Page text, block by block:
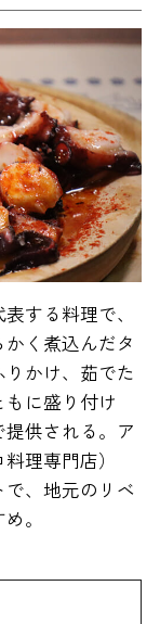
する料理で、
く煮込んだタ
かけ、茹でた
に盛り付け
供される。ア
理専門店）
、地元のリベ
。